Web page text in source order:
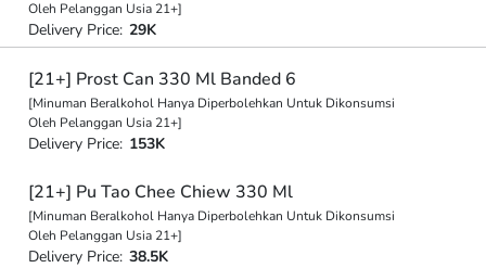
Oleh Pelanggan Usia 21+]
Delivery Price: 29K
[21+] Prost Can 330 Ml Banded 6
[Minuman Beralkohol Hanya Diperbolehkan Untuk Dikonsumsi
Oleh Pelanggan Usia 21+]
Delivery Price: 153K
[21+] Pu Tao Chee Chiew 330 Ml
[Minuman Beralkohol Hanya Diperbolehkan Untuk Dikonsumsi
Oleh Pelanggan Usia 21+]
Delivery Price: 38.5K